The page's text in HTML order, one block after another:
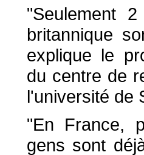
"Seulement
britannique
explique le
du centre de
l'université de
"En France,
gens sont